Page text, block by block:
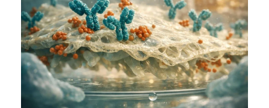
Монгол
ພາສາລາວ
Basa Jawa
Cebuano
ئۇيغۇرچە